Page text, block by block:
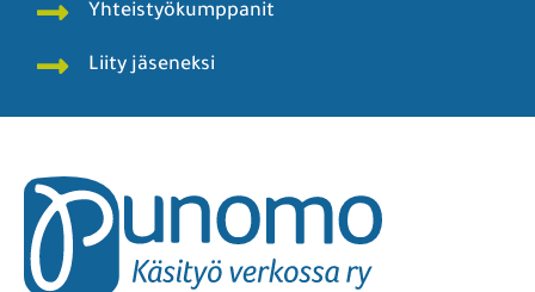
Yhteistyökumppanit
Liity jäseneksi